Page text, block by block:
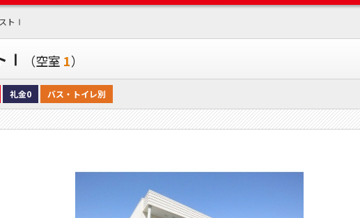
トⅠ
Ⅰ （空室 1）
礼金0 バス・トイレ別